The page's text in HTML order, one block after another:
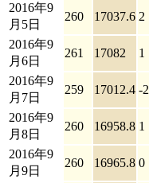
2016年9
月5日
260 17037.6 2
2016年9
月6日
261 17082 1
2016年9
月7日
259 17012.4 -2
2016年9
月8日
260 16958.8 1
2016年9
月9日
260 16965.8 0